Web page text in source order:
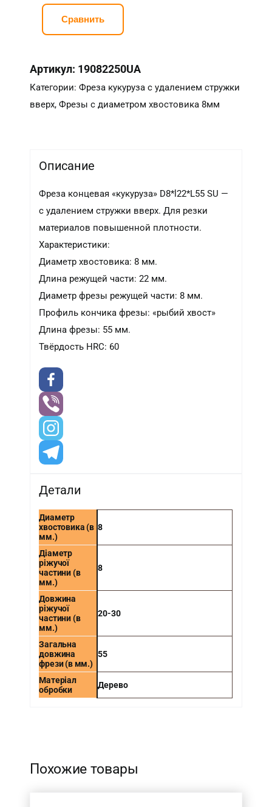
Сравнить
Артикул: 19082250UA
Категории:Фреза кукуруза с удалением стружки
вверх,Фрезы с диаметром хвостовика 8мм
Описание
Фреза концевая «кукуруза» D8*l22*L55 SU —
с удалением стружки вверх. Для резки
материалов повышенной плотности.
Характеристики:
Диаметр хвостовика: 8 мм.
Длина режущей части: 22 мм.
Диаметр фрезы режущей части: 8 мм.
Профиль кончика фрезы: «рыбий хвост»
Длина фрезы: 55 мм.
Твёрдость HRC: 60
Детали
Диаметр
хвостовика (в
мм.)
8
Діаметр
ріжучої
частини (в
мм.)
8
Довжина
ріжучої
частини (в
мм.)
20-30
Загальна
довжина
фрези (в мм.)
55
Матеріал
обробки
Дерево
Похожие товары